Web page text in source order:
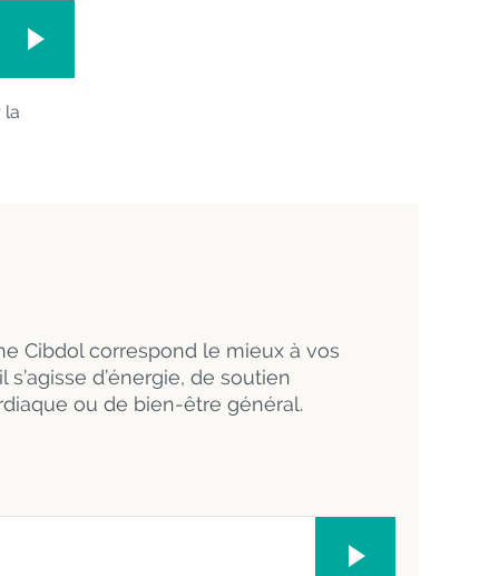
la
Cibdol correspond le mieux à vos
d’énergie, de soutien
ou de bien-être général.